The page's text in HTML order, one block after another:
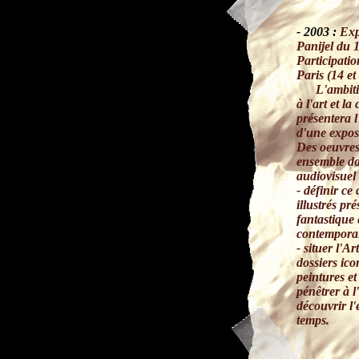
- 2003 :
Panijel du
Paris (14
L'ambition
à l'art et la
présentera
d'une
Des
ensemble
audiovisuel
- définir ce
illustrés
fantastique
- situer l'Art
dossiers
peintures
pénêtrer à
découvrir
temps.